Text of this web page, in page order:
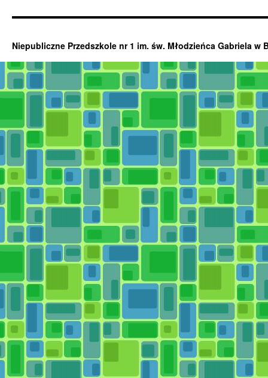
Niepubliczne Przedszkole nr 1 im. św. Młodzieńca Gabriela w